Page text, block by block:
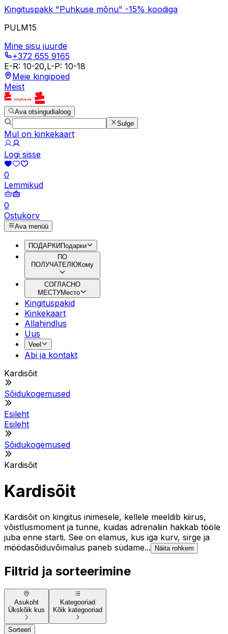
Kingituspakk "Puhkuse mõnu" -15% koodiga
PULM15
Mine sisu juurde
+372 655 9165
E-R: 10-20,L-P: 10-18
Meie kingipoed
Meist
Ava otsingudialoog
Sulge
Mul on kinkekaart
Logi sisse
0
Lemmikud
0
Ostukorv
Ava menüü
ПОДАРКИ Подарки
ПО
ПОЛУЧАТЕЛЮКому
СОГЛАСНО
МЕСТУМесто
Kingituspakid
Kinkekaart
Allahindlus
Uus
Veel
Abi ja kontakt
Kardisõit
Sõidukogemused
Esileht
Esileht
Sõidukogemused
Kardisõit
Kardisõit
Kardisõit on kingitus inimesele, kellele meeldib kiirus,
võistlusmoment ja tunne, kuidas adrenaliin hakkab tööle
juba enne starti. See on elamus, kus iga kurv, sirge ja
möödasõiduvõimalus paneb südame...
Näita rohkem
Filtrid ja sorteerimine
Asukoht
Ükskõik kus
Kategooriad
Kõik kategooriad
Sorteeri